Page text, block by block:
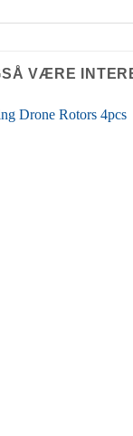
VÆRE